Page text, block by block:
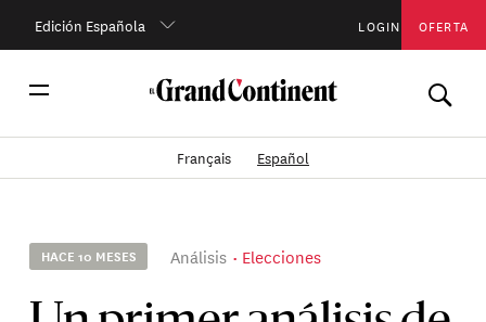
Edición Española LOGIN OFERTA
Français Español
HACE 10 MESES Análisis Elecciones